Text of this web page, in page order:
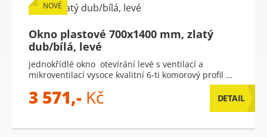
NOVÉ
Okno plastové 700x1400 mm, zlatý
dub/bílá, levé
jednokřídlé okno otevírání levé s ventilací a
mikroventilací vysoce kvalitní 6-ti komorový profil …
3 571,- Kč DETAIL